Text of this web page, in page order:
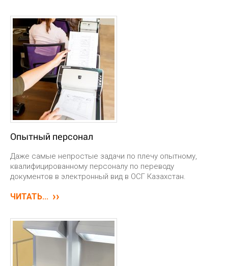
Опытный персонал
Даже самые непростые задачи по плечу опытному,
квалифицированному персоналу по переводу
документов в электронный вид в ОСГ Казахстан.
ЧИТАТЬ...